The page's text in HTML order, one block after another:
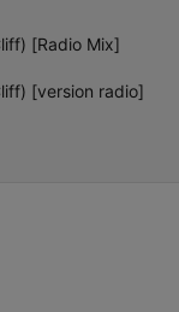
[Radio Mix]
[version radio]